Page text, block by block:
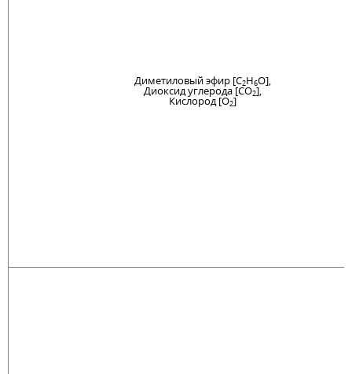
Диметиловый эфир [C2H6O],
Диоксид углерода [CO2],
Кислород [O2]